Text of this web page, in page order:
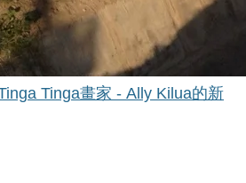
Tinga畫家 - Ally Kilua的新